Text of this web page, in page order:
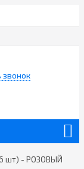
звонок
шт) - РОЗОВЫЙ